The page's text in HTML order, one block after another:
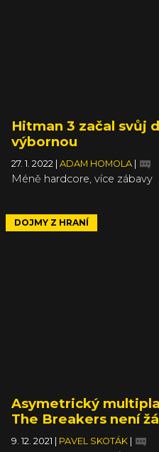
Hitman 3 začal svůj
výbornou
27. 1. 2022 ADAM HOMOLA
Méně hardcore, více zábavy
DOJMY Z HRANÍ
Asymetrický
The Breakers není
9. 12. 2021 PAVEL SKOTÁK